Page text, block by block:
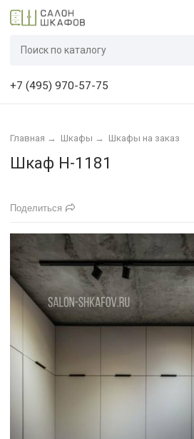
+7 (495) 970-57-75
Главная → Шкафы → Шкафы на заказ
Шкаф Н-1181
Поделиться